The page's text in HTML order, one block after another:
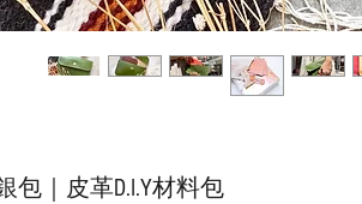
包｜皮革D.I.Y材料包